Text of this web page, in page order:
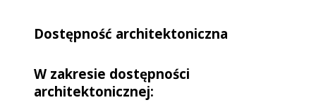
Dostępność architektoniczna
W zakresie dostępności
architektonicznej: